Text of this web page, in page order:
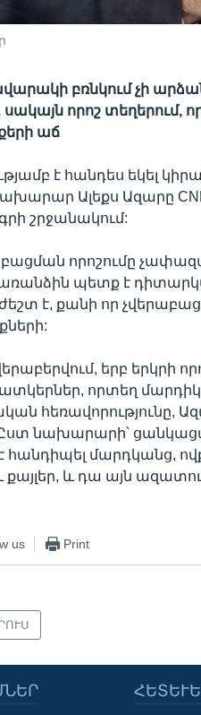
բռնկում չի
որոշ տեղերում,
աճ
է հանդես եկել
Ալեքս Ազարը
շրջանակում:
որոշումը
առանձին պետք է
է, քանի որ
երբ երկրի
որտեղ
հեռավորությունը,
Ըստ նախարարի՝
հանդիպել մարդկանց,
և դա այն
us Print